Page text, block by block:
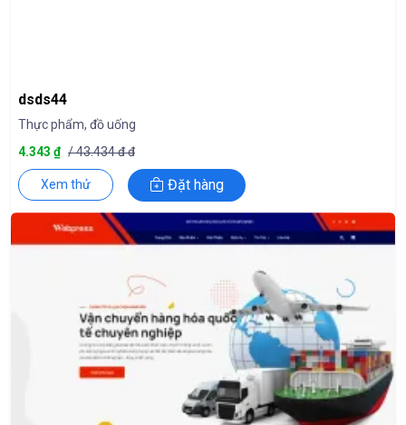
dsds44
Thực phẩm, đồ uống
4.343 ₫ / 43.434 đ đ
Xem thử Đặt hàng